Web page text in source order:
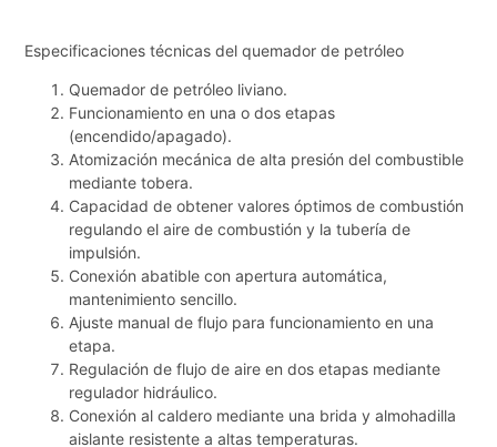
Especificaciones técnicas del quemador de petróleo
Quemador de petróleo liviano.
Funcionamiento en una o dos etapas
(encendido/apagado).
Atomización mecánica de alta presión del combustible
mediante tobera.
Capacidad de obtener valores óptimos de combustión
regulando el aire de combustión y la tubería de
impulsión.
Conexión abatible con apertura automática,
mantenimiento sencillo.
Ajuste manual de flujo para funcionamiento en una
etapa.
Regulación de flujo de aire en dos etapas mediante
regulador hidráulico.
Conexión al caldero mediante una brida y almohadilla
aislante resistente a altas temperaturas.